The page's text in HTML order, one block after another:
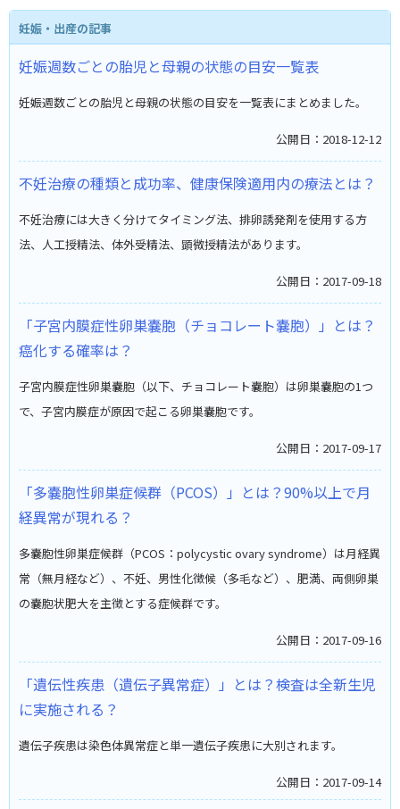
妊娠・出産の記事
妊娠週数ごとの胎児と母親の状態の目安一覧表
妊娠週数ごとの胎児と母親の状態の目安を一覧表にまとめました。
公開日：2018-12-12
不妊治療の種類と成功率、健康保険適用内の療法とは？
不妊治療には大きく分けてタイミング法、排卵誘発剤を使用する方
法、人工授精法、体外受精法、顕微授精法があります。
公開日：2017-09-18
「子宮内膜症性卵巣嚢胞（チョコレート嚢胞）」とは？
癌化する確率は？
子宮内膜症性卵巣嚢胞（以下、チョコレート嚢胞）は卵巣嚢胞の1つ
で、子宮内膜症が原因で起こる卵巣嚢胞です。
公開日：2017-09-17
「多嚢胞性卵巣症候群（PCOS）」とは？90%以上で月
経異常が現れる？
多嚢胞性卵巣症候群（PCOS：polycystic ovary syndrome）は月経異
常（無月経など）、不妊、男性化徴候（多毛など）、肥満、両側卵巣
の嚢胞状肥大を主徴とする症候群です。
公開日：2017-09-16
「遺伝性疾患（遺伝子異常症）」とは？検査は全新生児
に実施される？
遺伝子疾患は染色体異常症と単一遺伝子疾患に大別されます。
公開日：2017-09-14